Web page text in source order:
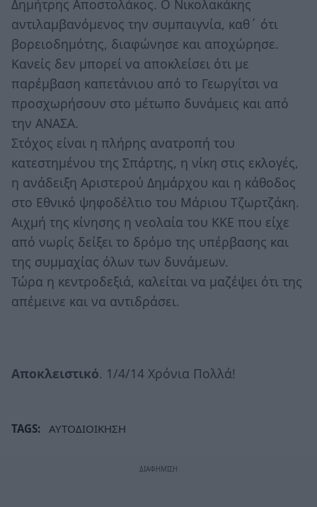
Δημήτρης Αποστολάκος. Ο Νικολακάκης
αντιλαμβανόμενος την συμπαιγνία, καθ΄ ότι
βορειοδημότης, διαφώνησε και αποχώρησε.
Κανείς δεν μπορεί να αποκλείσει ότι με
παρέμβαση καπετάνιου από το Γεωργίτσι να
προσχωρήσουν στο μέτωπο δυνάμεις και από
την ΑΝΑΣΑ.
Στόχος είναι η πλήρης ανατροπή του
κατεστημένου της Σπάρτης, η νίκη στις εκλογές,
η ανάδειξη Αριστερού Δημάρχου και η κάθοδος
στο Εθνικό ψηφοδέλτιο του Μάριου Τζωρτζάκη.
Αιχμή της κίνησης η νεολαία του ΚΚΕ που είχε
από νωρίς δείξει το δρόμο της υπέρβασης και
της συμμαχίας όλων των δυνάμεων.
Τώρα η κεντροδεξιά, καλείται να μαζέψει ότι της
απέμεινε και να αντιδράσει.
Αποκλειστικό. 1/4/14 Χρόνια Πολλά!
TAGS: ΑΥΤΟΔΙΟΙΚΗΣΗ